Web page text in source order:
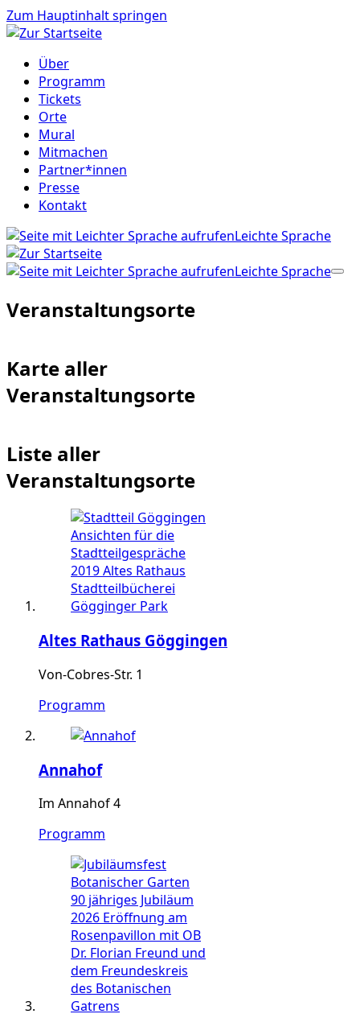
Zum Hauptinhalt springen
Über
Programm
Tickets
Orte
Mural
Mitmachen
Partner*innen
Presse
Kontakt
Leichte Sprache
Leichte Sprache
Veranstaltungsorte
Karte aller
Veranstaltungsorte
Liste aller
Veranstaltungsorte
Altes Rathaus Göggingen
Von-Cobres-Str. 1
Programm
Annahof
Im Annahof 4
Programm